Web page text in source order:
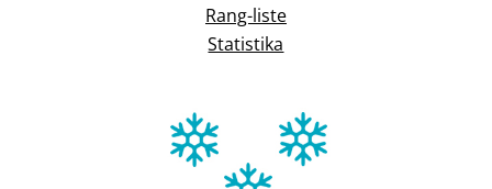
Rang-liste
Statistika